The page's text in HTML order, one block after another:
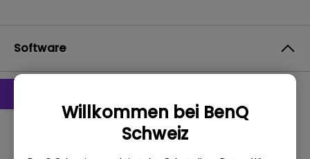
Willkommen bei BenQ
Schweiz
Software